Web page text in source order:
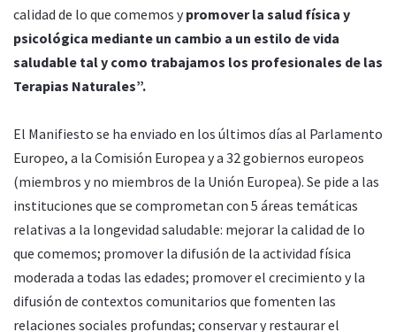
calidad de lo que comemos ypromover la salud física y
psicológica mediante un cambio a un estilo de vida
saludable tal y como trabajamos los profesionales de las
Terapias Naturales”.
El Manifiesto se ha enviado en los últimos días al Parlamento
Europeo, a la Comisión Europea y a 32 gobiernos europeos
(miembros y no miembros de la Unión Europea). Se pide a las
instituciones que se comprometan con 5 áreas temáticas
relativas a la longevidad saludable: mejorar la calidad de lo
que comemos; promover la difusión de la actividad física
moderada a todas las edades; promover el crecimiento y la
difusión de contextos comunitarios que fomenten las
relaciones sociales profundas; conservar y restaurar el